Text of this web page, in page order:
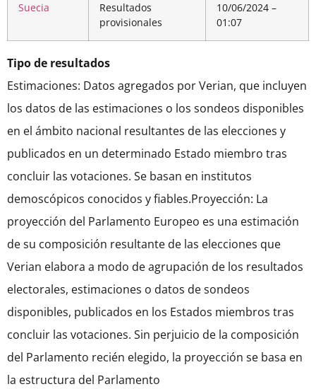
Suecia
Resultados
provisionales
10/06/2024 –
01:07
Tipo de resultados
Estimaciones: Datos agregados por Verian, que incluyen
los datos de las estimaciones o los sondeos disponibles
en el ámbito nacional resultantes de las elecciones y
publicados en un determinado Estado miembro tras
concluir las votaciones. Se basan en institutos
demoscópicos conocidos y fiables.Proyección: La
proyección del Parlamento Europeo es una estimación
de su composición resultante de las elecciones que
Verian elabora a modo de agrupación de los resultados
electorales, estimaciones o datos de sondeos
disponibles, publicados en los Estados miembros tras
concluir las votaciones. Sin perjuicio de la composición
del Parlamento recién elegido, la proyección se basa en
la estructura del Parlamento